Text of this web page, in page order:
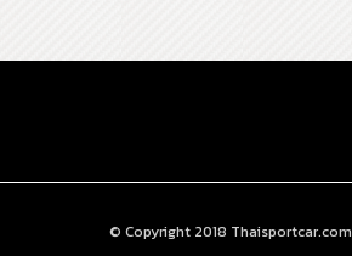
© Copyright 2018 Thaisportcar.com